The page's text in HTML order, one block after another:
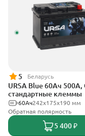
5 Беларусь
URSA Blue 60Ач
стандартные клеммы
242х175х190 мм
60Ач
Обратная полярность
5 400 ₽